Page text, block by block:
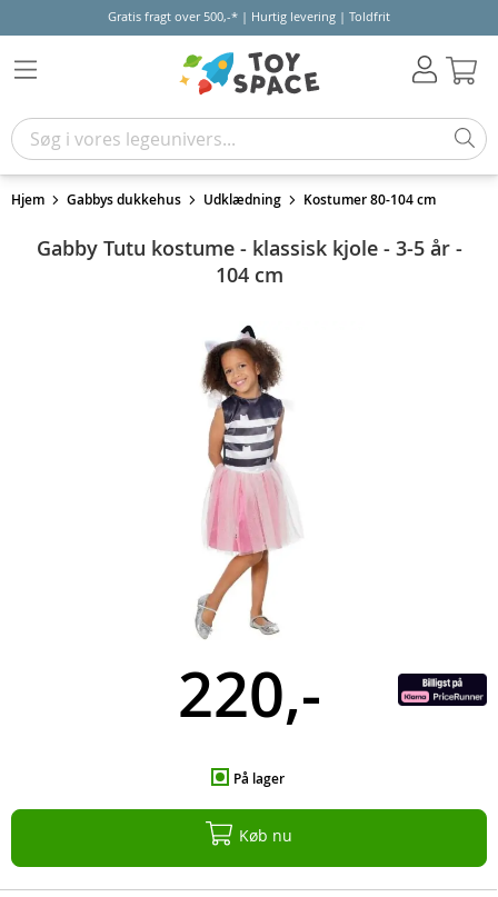
Gratis fragt over 500,-* | Hurtig levering | Toldfrit
Hjem Gabbys dukkehus Udklædning Kostumer 80-104 cm
Gabby Tutu kostume - klassisk kjole - 3-5 år -
104 cm
220,-
På lager
Køb nu